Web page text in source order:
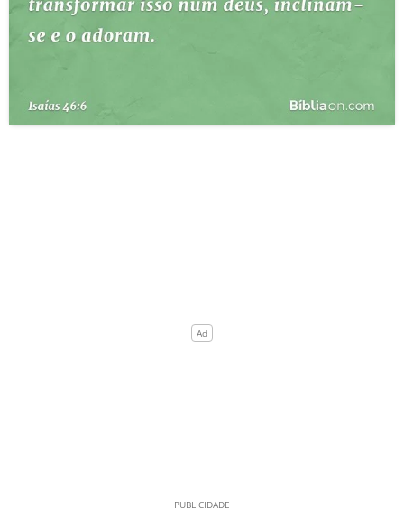
PERGUNTE À BÍBLIA IA
QUEM SOMOS